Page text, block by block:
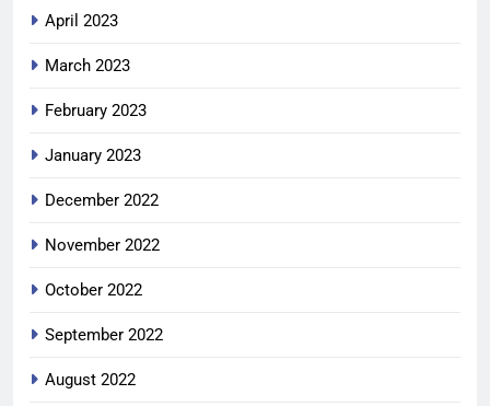
April 2023
March 2023
February 2023
January 2023
December 2022
November 2022
October 2022
September 2022
August 2022